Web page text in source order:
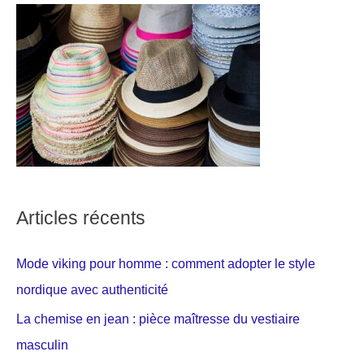
Articles récents
Mode viking pour homme : comment adopter le style
nordique avec authenticité
La chemise en jean : pièce maîtresse du vestiaire
masculin